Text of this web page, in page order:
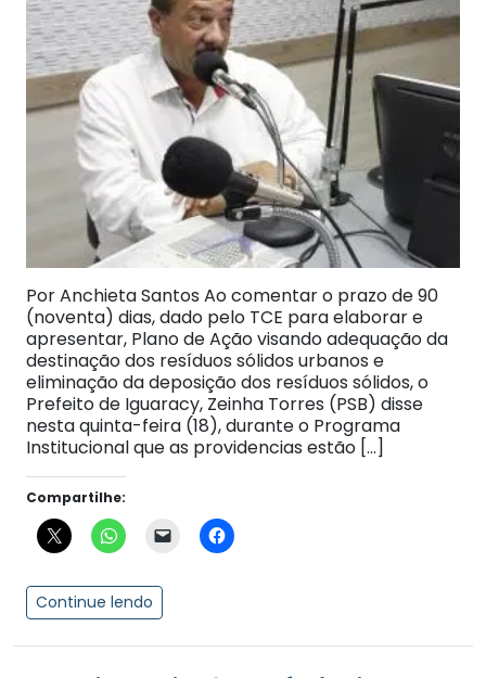
Por Anchieta Santos Ao comentar o prazo de 90
(noventa) dias, dado pelo TCE para elaborar e
apresentar, Plano de Ação visando adequação da
destinação dos resíduos sólidos urbanos e
eliminação da deposição dos resíduos sólidos, o
Prefeito de Iguaracy, Zeinha Torres (PSB) disse
nesta quinta-feira (18), durante o Programa
Institucional que as providencias estão […]
Compartilhe:
Continue lendo